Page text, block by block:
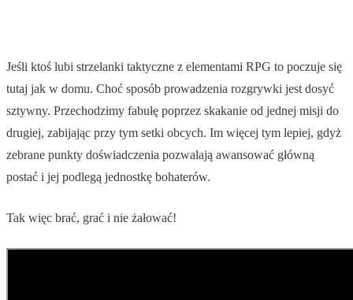
Jeśli ktoś lubi strzelanki taktyczne z elementami RPG to poczuje się
tutaj jak w domu. Choć sposób prowadzenia rozgrywki jest dosyć
sztywny. Przechodzimy fabułę poprzez skakanie od jednej misji do
drugiej, zabijając przy tym setki obcych. Im więcej tym lepiej, gdyż
zebrane punkty doświadczenia pozwalają awansować główną
postać i jej podlegą jednostkę bohaterów.
Tak więc brać, grać i nie żałować!